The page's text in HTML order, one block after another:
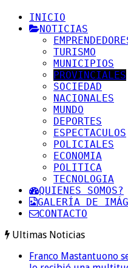
INICIO
NOTICIAS
TURISMO
MUNICIPIOS
PROVINCIALES
SOCIEDAD
NACIONALES
MUNDO
DEPORTES
ESPECTACULOS
POLICIALES
ECONOMIA
POLITICA
TECNOLOGIA
QUIENES SOMOS?
GALERÍA DE
CONTACTO
Ultimas Noticias
Franco Mastantuono